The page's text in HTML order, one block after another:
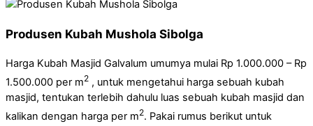
Produsen Kubah Mushola Sibolga
Harga Kubah Masjid Galvalum umumya mulai Rp 1.000.000 – Rp
1.500.000 per m2 , untuk mengetahui harga sebuah kubah
masjid, tentukan terlebih dahulu luas sebuah kubah masjid dan
kalikan dengan harga per m2. Pakai rumus berikut untuk